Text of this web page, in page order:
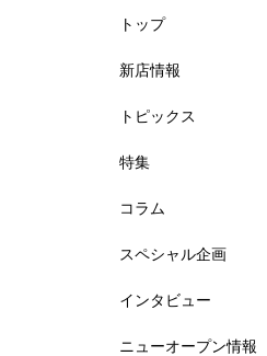
トップ
新店情報
トピックス
特集
コラム
スペシャル企画
インタビュー
ニューオープン情報